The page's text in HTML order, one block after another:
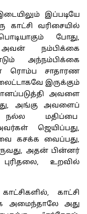
இப்படியே
காட்சி வரிசையில்
போது,
அவன் நம்பிக்கை
அந்நம்பிக்கை
ரொம்ப சாதாரண
இருக்கும்
அவளை
அங்கு அவளைப்
நல்ல மதிப்பை
ஜெயிப்பது,
கசக்க வைப்பது,
அதன் பின்னர்
உறவில்
காட்சி
அமைந்தாலே அது